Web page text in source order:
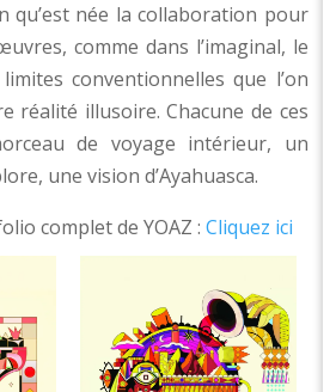
qu’est née la collaboration pour
comme dans l’imaginal, le
conventionnelles que l’on
réalité illusoire. Chacune de ces
de voyage intérieur, un
une vision d’Ayahuasca.
complet de YOAZ :Cliquez ici